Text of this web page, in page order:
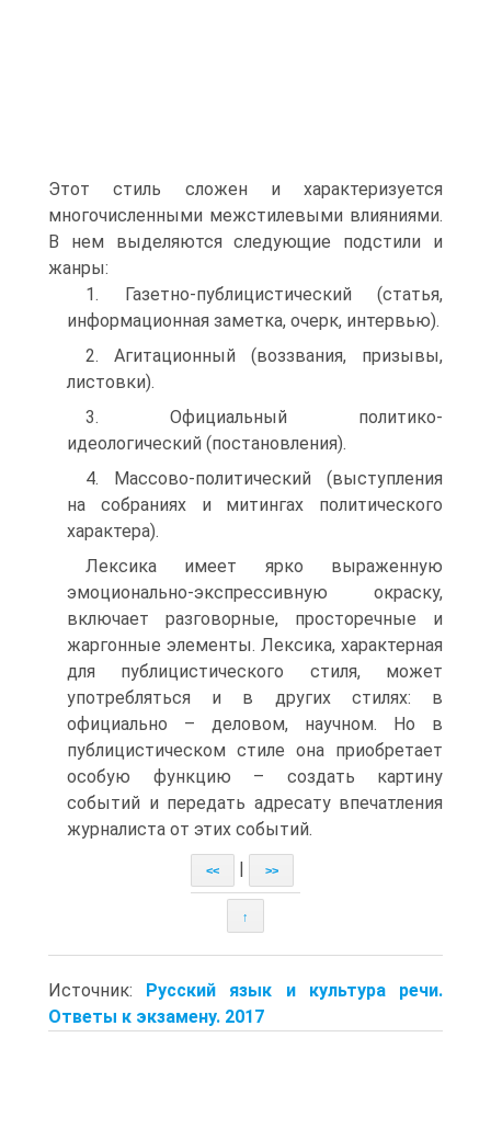
Этот стиль сложен и характеризуется
многочисленными межстилевыми влияниями.
В нем выделяются следующие подстили и
жанры:
1. Газетно-публицистический (статья,
информационная заметка, очерк, интервью).
2. Агитационный (воззвания, призывы,
листовки).
3. Официальный политико-
идеологический (постановления).
4. Массово-политический (выступления
на собраниях и митингах политического
характера).
Лексика имеет ярко выраженную
эмоционально-экспрессивную окраску,
включает разговорные, просторечные и
жаргонные элементы. Лексика, характерная
для публицистического стиля, может
употребляться и в других стилях: в
официально – деловом, научном. Но в
публицистическом стиле она приобретает
особую функцию – создать картину
событий и передать адресату впечатления
журналиста от этих событий.
<< >>
↑
Источник: Русский язык и культура речи.
Ответы к экзамену. 2017